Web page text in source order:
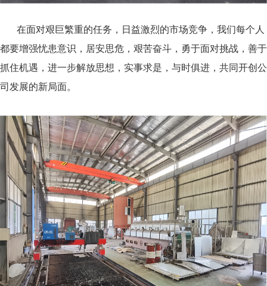
在面对艰巨繁重的任务，日益激烈的市场竞争，我们每个人
都要增强忧患意识，居安思危，艰苦奋斗，勇于面对挑战，善于
抓住机遇，进一步解放思想，实事求是，与时俱进，共同开创公
司发展的新局面。